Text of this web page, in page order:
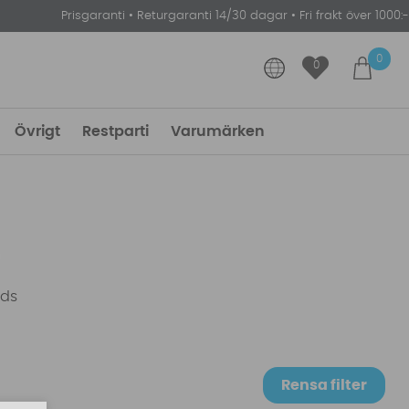
Prisgaranti • Returgaranti 14/30 dagar • Fri frakt över 1000:-
0
0
Övrigt Restparti Varumärken
Rensa filter